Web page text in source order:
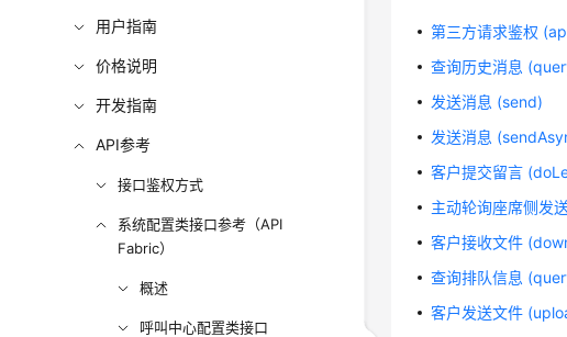
用户指南
价格说明
开发指南
API参考
接口鉴权方式
系统配置类接口参考（API
Fabric）
概述
呼叫中心配置类接口
第三方请求鉴权
查询历史消息
发送消息 (send)
发送消息
客户提交留言
主动轮询座席侧发
客户接收文件
查询排队信息
客户发送文件